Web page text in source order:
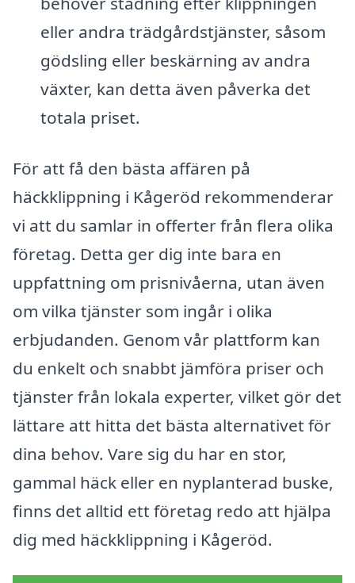
eller andra trädgårdstjänster, såsom
gödsling eller beskärning av andra
växter, kan detta även påverka det
totala priset.
För att få den bästa affären på
häckklippning i Kågeröd rekommenderar
vi att du samlar in offerter från flera olika
företag. Detta ger dig inte bara en
uppfattning om prisnivåerna, utan även
om vilka tjänster som ingår i olika
erbjudanden. Genom vår plattform kan
du enkelt och snabbt jämföra priser och
tjänster från lokala experter, vilket gör det
lättare att hitta det bästa alternativet för
dina behov. Vare sig du har en stor,
gammal häck eller en nyplanterad buske,
finns det alltid ett företag redo att hjälpa
dig med häckklippning i Kågeröd.